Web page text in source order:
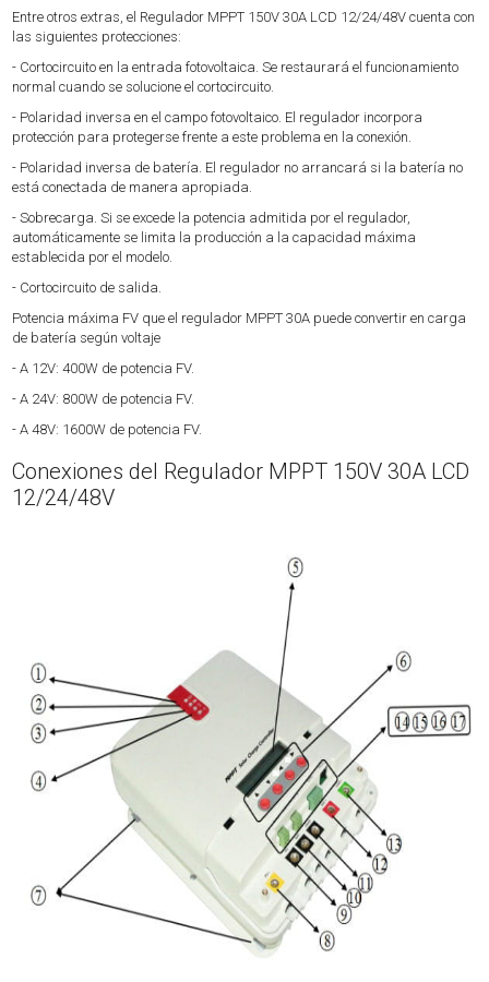
Entre otros extras, el Regulador MPPT 150V 30A LCD 12/24/48V cuenta con
las siguientes protecciones:
- Cortocircuito en la entrada fotovoltaica. Se restaurará el funcionamiento
normal cuando se solucione el cortocircuito.
- Polaridad inversa en el campo fotovoltaico. El regulador incorpora
protección para protegerse frente a este problema en la conexión.
- Polaridad inversa de batería. El regulador no arrancará si la batería no
está conectada de manera apropiada.
- Sobrecarga. Si se excede la potencia admitida por el regulador,
automáticamente se limita la producción a la capacidad máxima
establecida por el modelo.
- Cortocircuito de salida.
Potencia máxima FV que el regulador MPPT 30A puede convertir en carga
de batería según voltaje
- A 12V: 400W de potencia FV.
- A 24V: 800W de potencia FV.
- A 48V: 1600W de potencia FV.
Conexiones del Regulador MPPT 150V 30A LCD
12/24/48V